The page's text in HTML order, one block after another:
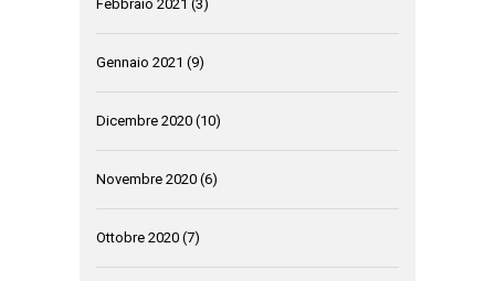
Febbraio 2021 (3)
Gennaio 2021 (9)
Dicembre 2020 (10)
Novembre 2020 (6)
Ottobre 2020 (7)